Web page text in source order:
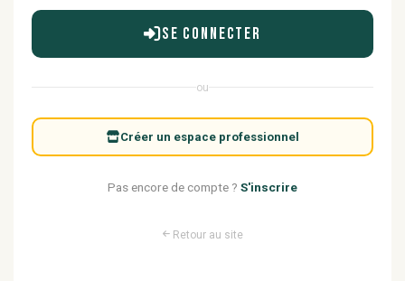
Se connecter
ou
Créer un espace professionnel
Pas encore de compte ? S'inscrire
Retour au site